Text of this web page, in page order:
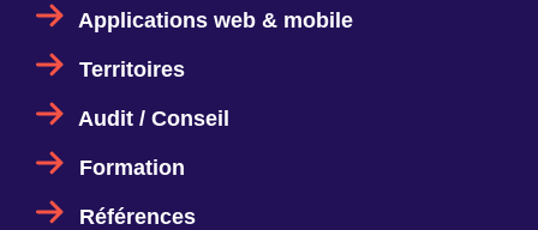
Applications web & mobile
Territoires
Audit / Conseil
Formation
Références